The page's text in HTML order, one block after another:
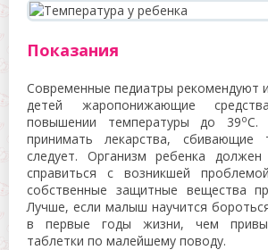
Показания
Современные педиатры рекомендуют
детей жаропонижающие
повышении температуры до 39оC.
принимать лекарства, сбивающие
следует. Организм ребенка должен
справиться с возникшей
собственные защитные вещества
Лучше, если малыш научится
в первые годы жизни, чем
таблетки по малейшему поводу.